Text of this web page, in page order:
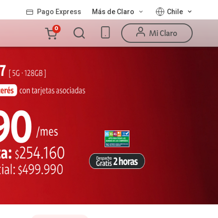
Pago Express Más de Claro Chile
Mi Claro
Carro
la
0